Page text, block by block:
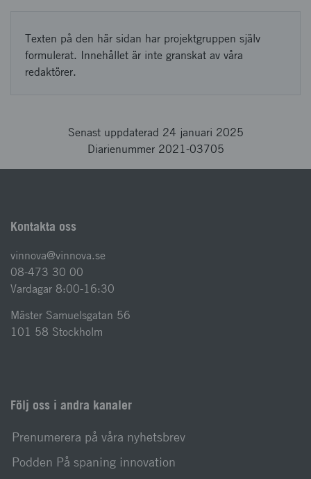
Texten på den här sidan har projektgruppen själv
formulerat. Innehållet är inte granskat av våra
redaktörer.
Senast uppdaterad 24 januari 2025
Diarienummer 2021-03705
Kontakta oss
vinnova@vinnova.se
08-473 30 00
Vardagar 8:00-16:30
Mäster Samuelsgatan 56
101 58 Stockholm
Följ oss i andra kanaler
Prenumerera på våra nyhetsbrev
Podden På spaning innovation